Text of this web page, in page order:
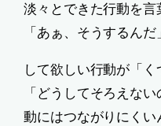
淡々とできた行動を
「あぁ、そうするんだ
して欲しい行動が「く
「どうしてそろえな
動にはつながりにくい